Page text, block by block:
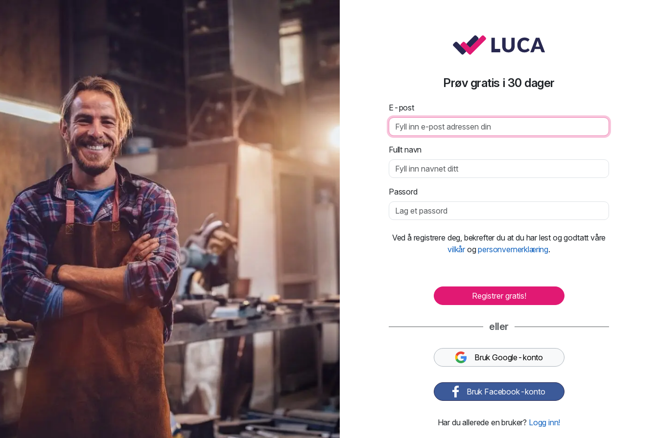
Prøv gratis i 30 dager
E-post
Fullt navn
Passord
Ved å registrere deg, bekrefter du at du har lest og godtatt våre
vilkår ogpersonvernerklæring.
Registrer gratis!
eller
Bruk Google-konto
Bruk Facebook-konto
Har du allerede en bruker? Logg inn!